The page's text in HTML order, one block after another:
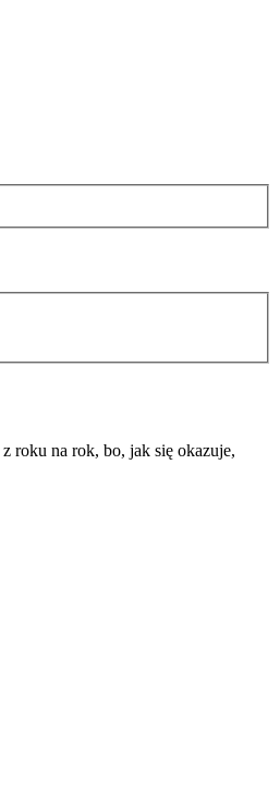
roku na rok, bo, jak się okazuje,